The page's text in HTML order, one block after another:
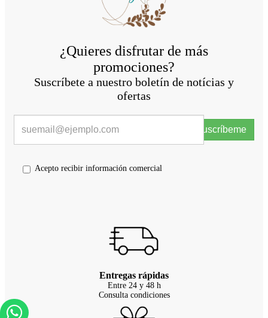
¿Quieres disfrutar de más
promociones?
Suscríbete a nuestro boletín de notícias y
ofertas
Suscríbeme
Acepto recibir información comercial
Entregas rápidas
Entre 24 y 48 h
Consulta condiciones